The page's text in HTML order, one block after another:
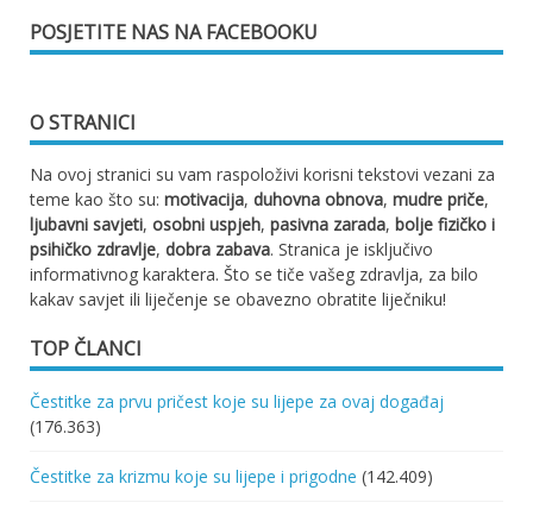
POSJETITE NAS NA FACEBOOKU
O STRANICI
Na ovoj stranici su vam raspoloživi korisni tekstovi vezani za
teme kao što su: motivacija, duhovna obnova, mudre priče,
ljubavni savjeti, osobni uspjeh, pasivna zarada, bolje fizičko i
psihičko zdravlje, dobra zabava. Stranica je isključivo
informativnog karaktera. Što se tiče vašeg zdravlja, za bilo
kakav savjet ili liječenje se obavezno obratite liječniku!
TOP ČLANCI
Čestitke za prvu pričest koje su lijepe za ovaj događaj
(176.363)
Čestitke za krizmu koje su lijepe i prigodne (142.409)